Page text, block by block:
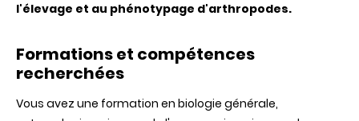
l'élevage et au phénotypage d'arthropodes.
Formations et compétences
recherchées
Vous avez une formation en biologie générale,